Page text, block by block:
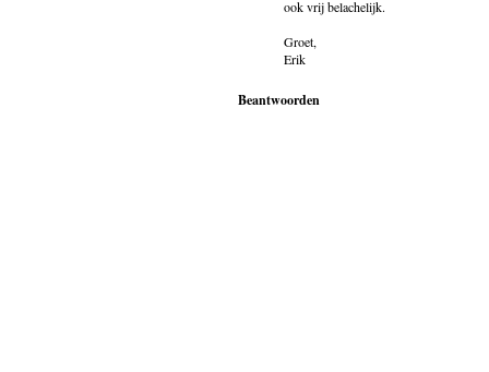
ook vrij belachelijk.
Groet,
Erik
Beantwoorden